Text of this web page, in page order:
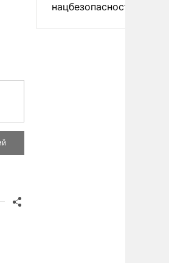
нацбезопасности